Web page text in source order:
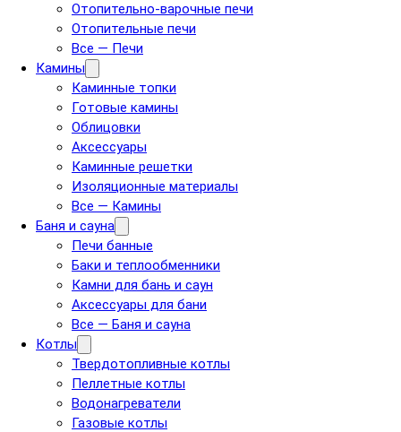
Отопительно-варочные печи
Отопительные печи
Все — Печи
Камины
Каминные топки
Готовые камины
Облицовки
Аксессуары
Каминные решетки
Изоляционные материалы
Все — Камины
Баня и сауна
Печи банные
Баки и теплообменники
Камни для бань и саун
Аксессуары для бани
Все — Баня и сауна
Котлы
Твердотопливные котлы
Пеллетные котлы
Водонагреватели
Газовые котлы